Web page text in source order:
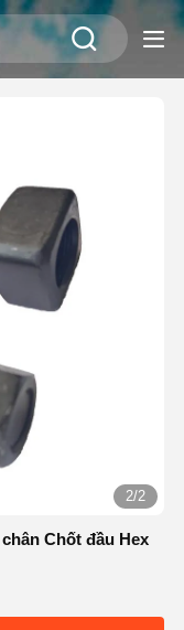
1/2
Chốt đầu Hex